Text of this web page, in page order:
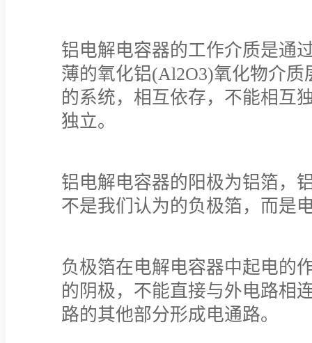
铝电解电容器的工作介质是通
薄的氧化铝(Al2O3)氧化物介
的系统，相互依存，不能相互
独立。
铝电解电容器的阳极为铝箔，
不是我们认为的负极箔，而是
负极箔在电解电容器中起电的
的阴极，不能直接与外电路相
路的其他部分形成电通路。